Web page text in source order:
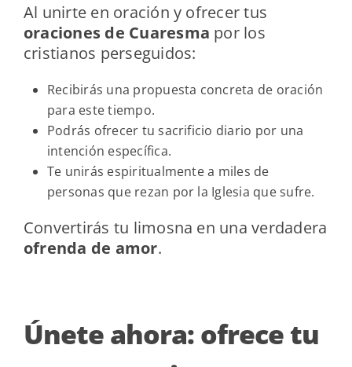
Al unirte en oración y ofrecer tus
oraciones de Cuaresma por los
cristianos perseguidos:
Recibirás una propuesta concreta de oración
para este tiempo.
Podrás ofrecer tu sacrificio diario por una
intención específica.
Te unirás espiritualmente a miles de
personas que rezan por la Iglesia que sufre.
Convertirás tu limosna en una verdadera
ofrenda de amor.
Únete ahora: ofrece tu